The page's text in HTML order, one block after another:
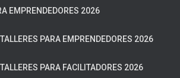
EMPRENDEDORES 2026
PARA EMPRENDEDORES 2026
PARA FACILITADORES 2026